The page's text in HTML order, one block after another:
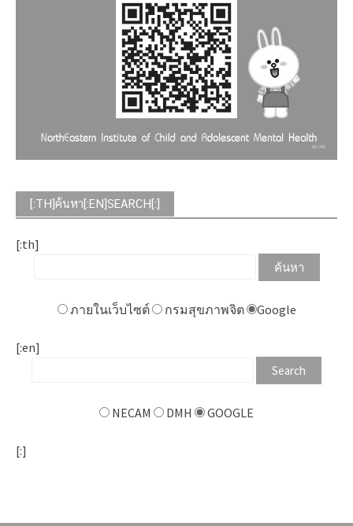
[:TH]ค้นหา[:EN]SEARCH[:]
[:th]
ภายในเว็บไซต์ กรมสุขภาพจิต Google
[:en]
NECAM DMH GOOGLE
[:]